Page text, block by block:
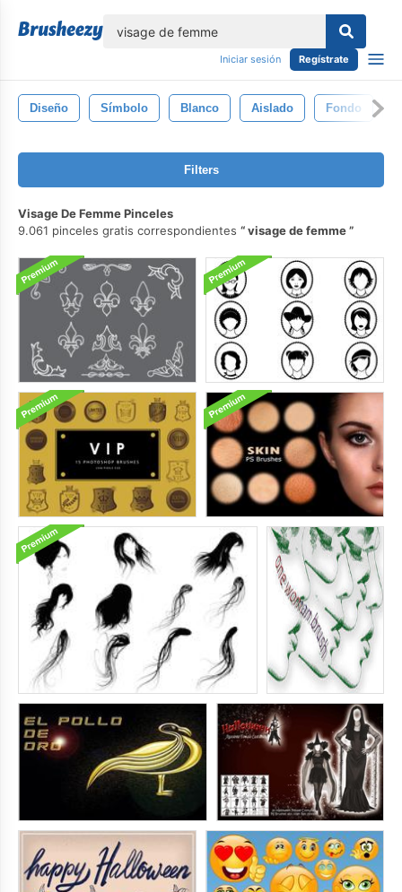
Iniciar sesión Regístrate
Diseño Símbolo Blanco Aislado Fondo
Filters
Visage De Femme Pinceles
9.061 pinceles gratis correspondientes
visage de femme